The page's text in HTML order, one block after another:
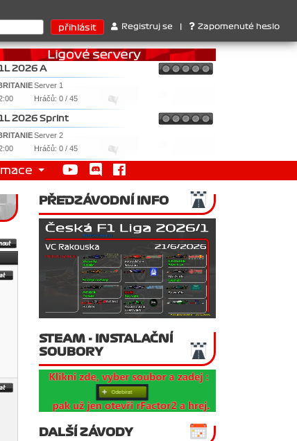
: 1. Ferrari . 2. Williams , 3. RedBull ..... SprintCup - 1.
Registruj se Zapomenuté heslo
2026 A
Server 1
Hráčů: 0 / 45
2026 Sprint
Server 2
Hráčů: 0 / 45
PŘEDZÁVODNÍ INFO
STEAM - INSTALAČNÍ
SOUBORY
DALŠÍ ZÁVODY